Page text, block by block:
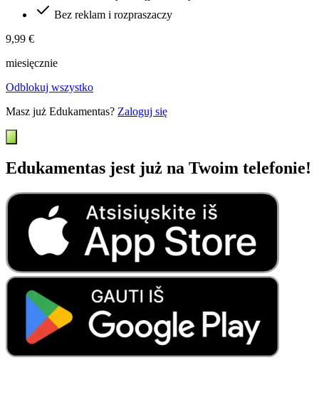
Bez reklam i rozpraszaczy
9,99 €
miesięcznie
Odblokuj wszystko
Masz już Edukamentas? Zaloguj się
Edukamentas jest już na Twoim telefonie!